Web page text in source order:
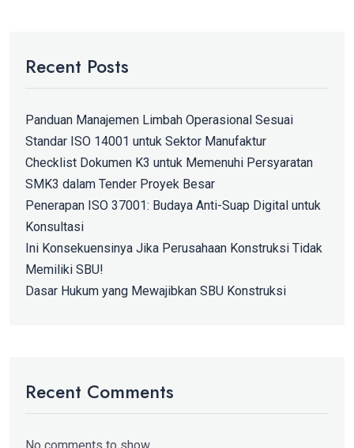
Recent Posts
Panduan Manajemen Limbah Operasional Sesuai
Standar ISO 14001 untuk Sektor Manufaktur
Checklist Dokumen K3 untuk Memenuhi Persyaratan
SMK3 dalam Tender Proyek Besar
Penerapan ISO 37001: Budaya Anti-Suap Digital untuk
Konsultasi
Ini Konsekuensinya Jika Perusahaan Konstruksi Tidak
Memiliki SBU!
Dasar Hukum yang Mewajibkan SBU Konstruksi
Recent Comments